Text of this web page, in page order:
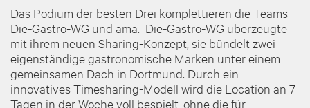
Das Podium der besten Drei komplettieren die Teams
Die-Gastro-WG und āmā. Die-Gastro-WG überzeugte
mit ihrem neuen Sharing-Konzept, sie bündelt zwei
eigenständige gastronomische Marken unter einem
gemeinsamen Dach in Dortmund. Durch ein
innovatives Timesharing-Modell wird die Location an 7
Tagen in der Woche voll bespielt, ohne die für